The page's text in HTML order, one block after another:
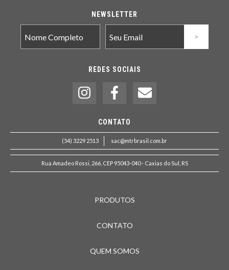
NEWSLETTER
REDES SOCIAIS
CONTATO
(54) 3229 2513 sac@mtrbrasil.com.br
Rua Amadeo Rossi, 266, CEP 95043-040 - Caxias do Sul, RS
PRODUTOS
CONTATO
QUEM SOMOS